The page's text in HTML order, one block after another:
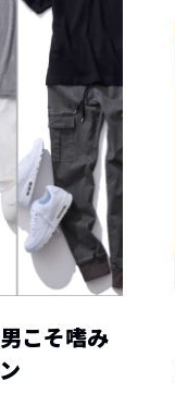
こそ嗜み